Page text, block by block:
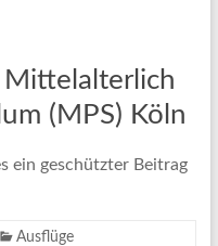
(MPS) Köln
ein geschützter Beitrag
Ausflüge